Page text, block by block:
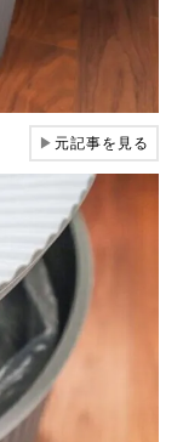
▶元記事を見る